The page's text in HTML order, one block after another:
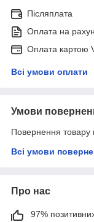
Післяплата
Оплата на
Оплата картою
Всі умови оплати
Умови
Повернення товару
Всі умови
Про нас
97% позитивних